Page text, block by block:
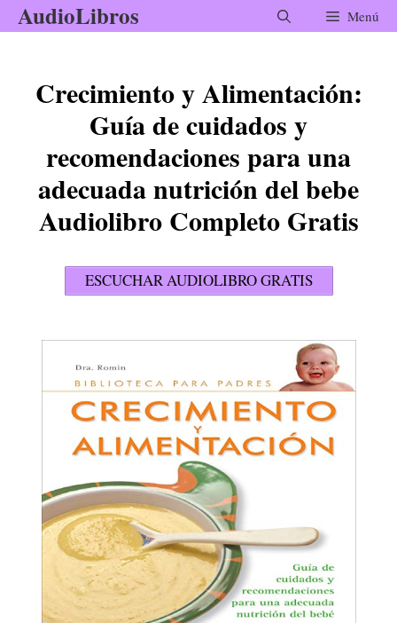
Saltar
al
AudioLibros Menú
Crecimiento y Alimentación:
Guía de cuidados y
recomendaciones para una
adecuada nutrición del bebe
Audiolibro Completo Gratis
ESCUCHAR AUDIOLIBRO GRATIS